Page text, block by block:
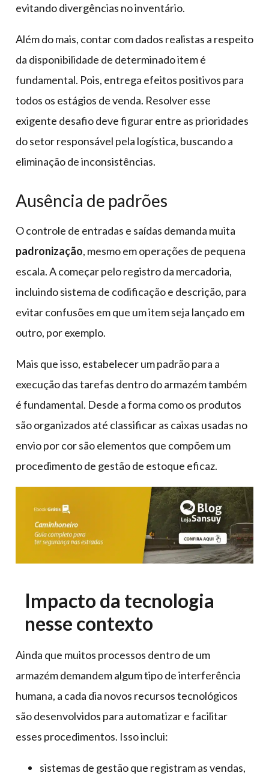
evitando divergências no inventário.
Além do mais, contar com dados realistas a respeito
da disponibilidade de determinado item é
fundamental. Pois, entrega efeitos positivos para
todos os estágios de venda. Resolver esse
exigente desafio deve figurar entre as prioridades
do setor responsável pela logística, buscando a
eliminação de inconsistências.
Ausência de padrões
O controle de entradas e saídas demanda muita
padronização, mesmo em operações de pequena
escala. A começar pelo registro da mercadoria,
incluindo sistema de codificação e descrição, para
evitar confusões em que um item seja lançado em
outro, por exemplo.
Mais que isso, estabelecer um padrão para a
execução das tarefas dentro do armazém também
é fundamental. Desde a forma como os produtos
são organizados até classificar as caixas usadas no
envio por cor são elementos que compõem um
procedimento de gestão de estoque eficaz.
Impacto da tecnologia
nesse contexto
Ainda que muitos processos dentro de um
armazém demandem algum tipo de interferência
humana, a cada dia novos recursos tecnológicos
são desenvolvidos para automatizar e facilitar
esses procedimentos. Isso inclui:
sistemas de gestão que registram as vendas,